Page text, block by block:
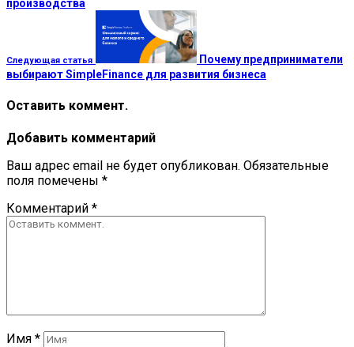
производства
Следующая статья
Почему предприниматели
выбирают SimpleFinance для развития бизнеса
Оставить коммент.
Добавить комментарий
Ваш адрес email не будет опубликован. Обязательные
поля помечены *
Комментарий *
Имя *